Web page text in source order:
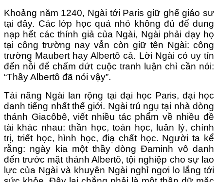
Khoảng năm 1240, Ngài tới Paris giữ ghế giáo sư
tại đây. Các lớp học quá nhỏ không đủ để dung
nạp hết các thính giả của Ngài, Ngài phải dạy họ
tại công trường nay vẫn còn giữ tên Ngài: công
trường Maubert hay Albertô cả. Lời Ngài có uy tín
đến nỗi để chấm dứt cuộc tranh luận chỉ cần nói:
“Thầy Albertô đã nói vậy”.
Tài năng Ngài lan rộng tại đại học Paris, đại học
danh tiếng nhất thế giới. Ngài trú ngụ tại nhà dòng
thánh Giacôbê, viết nhiều tác phẩm về nhiều đề
tài khác nhau: thần học, toán học, luân lý, chính
trị, triết học, hình học, điạ chất học. Người ta kể
rằng: ngày kia một thầy dòng Đaminh vô danh
đến trước mặt thánh Albertô, tội nghiệp cho sự lao
lực của Ngài và khuyên Ngài nghỉ ngơi lo lắng tới